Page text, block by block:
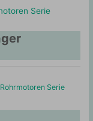
Serie
Serie